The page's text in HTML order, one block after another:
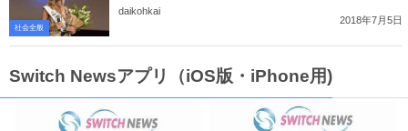
社会全般
daikohkai
2018年7月5日
Switch Newsアプリ（iOS版・iPhone用)